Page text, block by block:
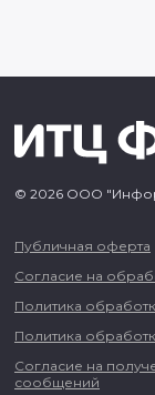
© 2026 ООО
Публичная оферта
Согласие на
Политика
Политика
Согласие на
сообщений